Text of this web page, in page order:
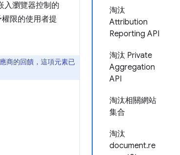
淘汰
Attribution
Reporting API
淘汰 Private
Aggregation
API
淘汰相關網站
集合
淘汰
document.re
入瀏覽器控制的
限的使用者提
商的回饋，這項元素已